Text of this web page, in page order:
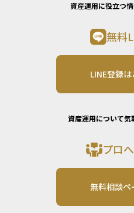
資産運用に役立つ
無料
LINE登録
資産運用について
プロ
無料相談ペ